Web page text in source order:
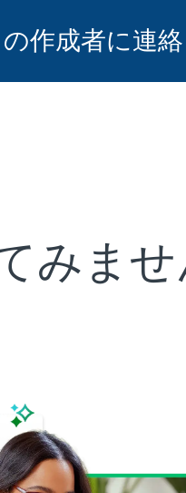
作成者に連絡
みませ